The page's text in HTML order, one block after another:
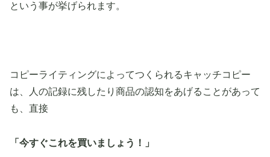
という事が挙げられます。
コピーライティングによってつくられるキャッチコピー
は、人の記録に残したり商品の認知をあげることがあって
も、直接
「今すぐこれを買いましょう！」